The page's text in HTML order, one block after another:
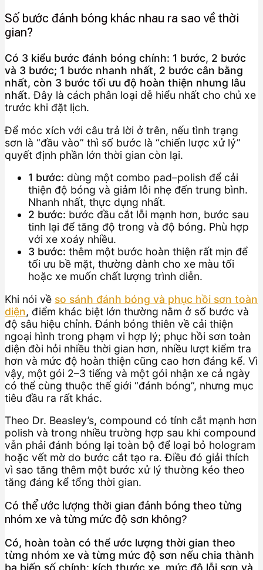
Số bước đánh bóng khác nhau ra sao về thời
gian?
Có 3 kiểu bước đánh bóng chính: 1 bước, 2 bước
và 3 bước; 1 bước nhanh nhất, 2 bước cân bằng
nhất, còn 3 bước tối ưu độ hoàn thiện nhưng lâu
nhất. Đây là cách phân loại dễ hiểu nhất cho chủ xe
trước khi đặt lịch.
Để móc xích với câu trả lời ở trên, nếu tình trạng
sơn là “đầu vào” thì số bước là “chiến lược xử lý”
quyết định phần lớn thời gian còn lại.
1 bước: dùng một combo pad–polish để cải
thiện độ bóng và giảm lỗi nhẹ đến trung bình.
Nhanh nhất, thực dụng nhất.
2 bước: bước đầu cắt lỗi mạnh hơn, bước sau
tinh lại để tăng độ trong và độ bóng. Phù hợp
với xe xoáy nhiều.
3 bước: thêm một bước hoàn thiện rất mịn để
tối ưu bề mặt, thường dành cho xe màu tối
hoặc xe muốn chất lượng trình diễn.
Khi nói về so sánh đánh bóng và phục hồi sơn toàn
diện, điểm khác biệt lớn thường nằm ở số bước và
độ sâu hiệu chỉnh. Đánh bóng thiên về cải thiện
ngoại hình trong phạm vi hợp lý; phục hồi sơn toàn
diện đòi hỏi nhiều thời gian hơn, nhiều lượt kiểm tra
hơn và mức độ hoàn thiện cũng cao hơn đáng kể. Vì
vậy, một gói 2–3 tiếng và một gói nhận xe cả ngày
có thể cùng thuộc thế giới “đánh bóng”, nhưng mục
tiêu đầu ra rất khác.
Theo Dr. Beasley’s, compound có tính cắt mạnh hơn
polish và trong nhiều trường hợp sau khi compound
vẫn phải đánh bóng lại toàn bộ để loại bỏ hologram
hoặc vết mờ do bước cắt tạo ra. Điều đó giải thích
vì sao tăng thêm một bước xử lý thường kéo theo
tăng đáng kể tổng thời gian.
Có thể ước lượng thời gian đánh bóng theo từng
nhóm xe và từng mức độ sơn không?
Có, hoàn toàn có thể ước lượng thời gian theo
từng nhóm xe và từng mức độ sơn nếu chia thành
ba biến số chính: kích thước xe, mức độ lỗi sơn và